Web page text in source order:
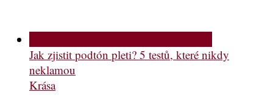
Jak zjistit podtón pleti? 5 testů, které nikdy
neklamou
Krása